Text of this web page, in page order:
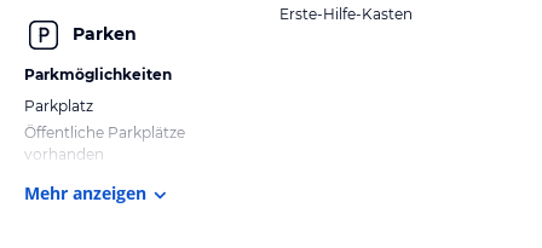
Parken
Parkmöglichkeiten
Parkplatz
Öffentliche Parkplätze
vorhanden
Erste-Hilfe-Kasten
Mehr anzeigen